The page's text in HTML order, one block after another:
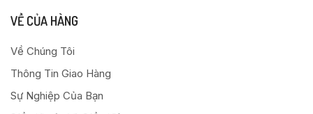
VỀ CỦA HÀNG
Về Chúng Tôi
Thông Tin Giao Hàng
Sự Nghiệp Của Bạn